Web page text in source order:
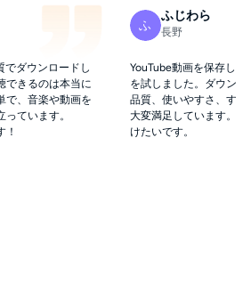
でダウンロードし
できるのは本当に
で、音楽や動画を
ています。
！
ふ
ふじわら
長野
YouTube動画を保存した
を試しました。ダウン
品質、使いやすさ、すべ
大変満足しています。こ
けたいです。